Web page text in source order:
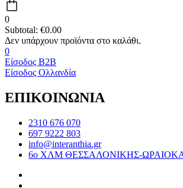
0
Subtotal: €0.00
0
Είσοδος B2B
Είσοδος Ολλανδία
ΕΠΙΚΟΙΝΩΝΙΑ
2310 676 070
697 9222 803
info@interanthia.gr
6ο ΧΛΜ ΘΕΣΣΑΛΟΝΙΚΗΣ-